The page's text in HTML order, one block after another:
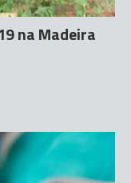
na Madeira